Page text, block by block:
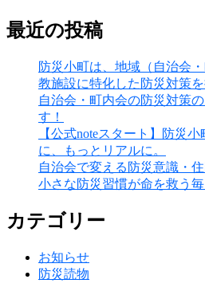
最近の投稿
防災小町は、地域（自治会
教施設に特化した防災対策を
自治会・町内会の防災対策
す！
【公式noteスタート】防災
に、もっとリアルに。
自治会で変える防災意識・
小さな防災習慣が命を救う
カテゴリー
お知らせ
防災読物